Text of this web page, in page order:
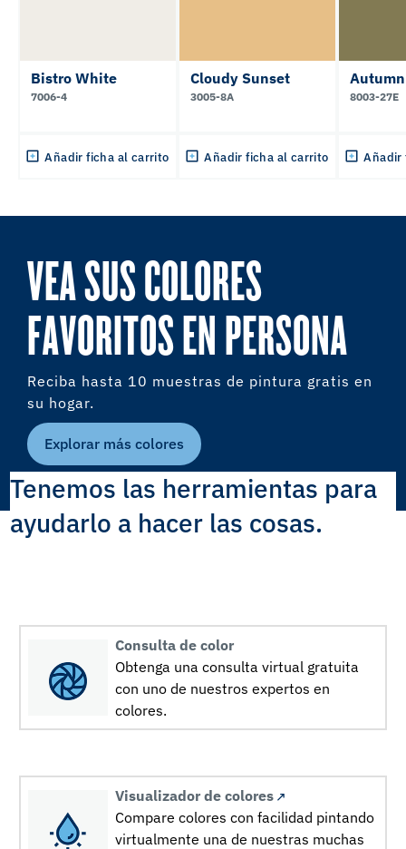
Bistro White
7006-4
Añadir ficha al carrito
Cloudy Sunset
3005-8A
Añadir ficha al carrito
8003-27E
Añadir
VEA SUS COLORES
FAVORITOS EN PERSONA
Reciba hasta 10 muestras de pintura gratis en
su hogar.
Explorar más colores
Tenemos las herramientas para
ayudarlo a hacer las cosas.
Consulta de color
Obtenga una consulta virtual gratuita
con uno de nuestros expertos en
colores.
Visualizador de colores
Compare colores con facilidad pintando
virtualmente una de nuestras muchas